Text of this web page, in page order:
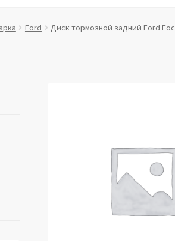
Политика в отношении обработки
Ford Диск тормозной задний Ford